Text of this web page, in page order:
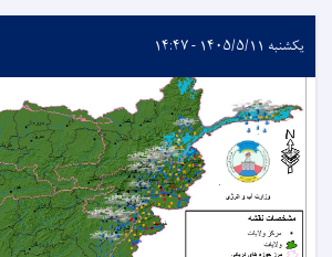
یکشنبه ۱۴۰۵/۵/۱۱ - ۱۴:۴۷